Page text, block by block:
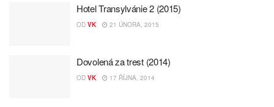
Hotel Transylvánie 2 (2015)
OD VK 21 ÚNORA, 2015
Dovolená za trest (2014)
OD VK 17 ŘÍJNA, 2014